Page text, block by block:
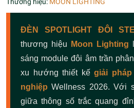
ĐÈN SPOTLIGHT ĐÔI
thương hiệu
Moon Lighting
sáng module đôi âm trần
xu hướng thiết kế giải
nghiệp Wellness 2026. Với
giữa thông số trắc quang